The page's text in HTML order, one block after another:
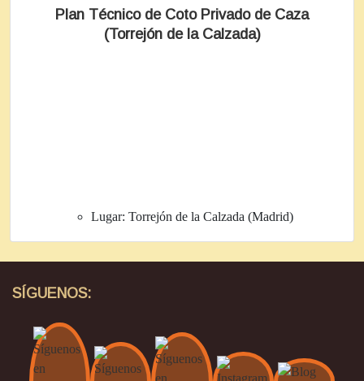
Plan Técnico de Coto Privado de Caza
(Torrejón de la Calzada)
Lugar: Torrejón de la Calzada (Madrid)
SÍGUENOS: